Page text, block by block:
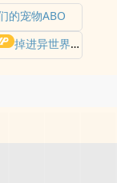
的宠物ABO
掉进异世界也要下海（nph 万人迷）